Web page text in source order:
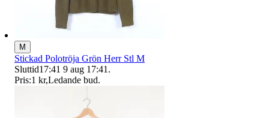
M
Stickad Polotröja Grön Herr Stl M
Sluttid17:41 9 aug 17:41 .
Pris:1 kr,Ledande bud.